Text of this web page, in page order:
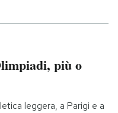
più o
leggera, a Parigi e a